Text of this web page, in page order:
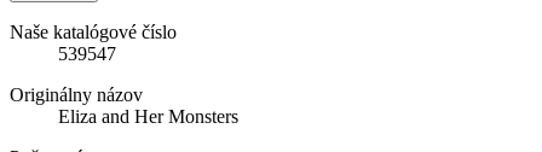
Naše katalógové číslo
539547
Originálny názov
Eliza and Her Monsters